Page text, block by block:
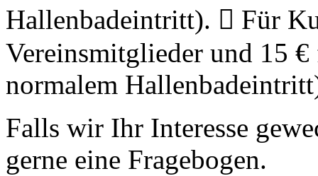
Hallenbadeintritt).  Für
Vereinsmitglieder und 15
normalem
Falls wir Ihr Interesse
gerne eine Fragebogen.